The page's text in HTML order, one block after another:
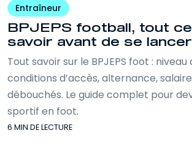
Entraîneur
BPJEPS football, tout ce
savoir avant de se lancer
Tout savoir sur le BPJEPS foot :
conditions d’accès, alternance,
débouchés. Le guide complet pour
sportif en foot.
6 MIN DE LECTURE